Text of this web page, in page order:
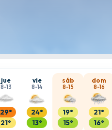
jue
8-13
29°
21°
vie
8-14
24°
13°
sáb
8-15
19°
15°
dom
8-16
21°
16°